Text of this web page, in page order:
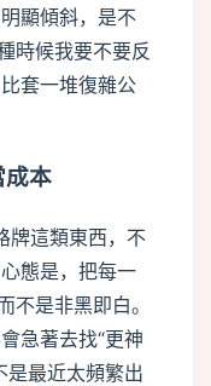
顯傾斜，是不
時候我要不要反
套一堆復雜公
成本
牌這類東西，不
態是，把每一
不是非黑即白。
急著去找“更神
是最近太頻繁出